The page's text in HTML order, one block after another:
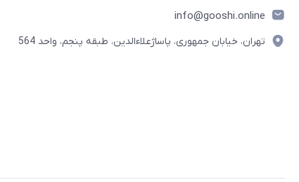
info@gooshi.online
تهران، خیابان جمهوری، پاساژعلاءالدین، طبقه پنجم، واحد 564